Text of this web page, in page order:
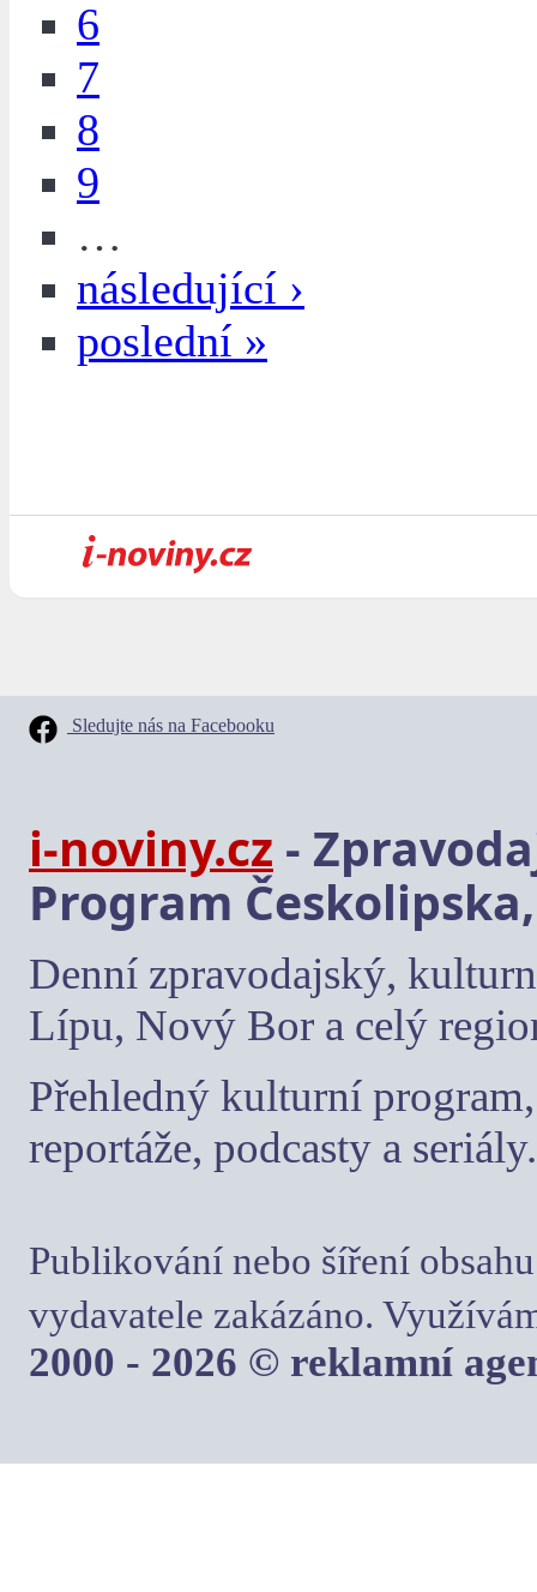
6
7
8
9
…
následující ›
poslední »
Sledujte nás na Facebooku
i-noviny.cz -
Program
Denní zpravodajský,
Lípu, Nový Bor a celý
Přehledný kulturní
reportáže, podcasty a seriály.
Publikování nebo šíření
vydavatele zakázáno.
2000 - 2026 © reklamní